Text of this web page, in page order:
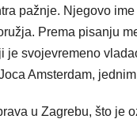
pažnje. Njegovo
Prema pisanju
je svojevremeno
Amsterdam,
u Zagrebu, što je